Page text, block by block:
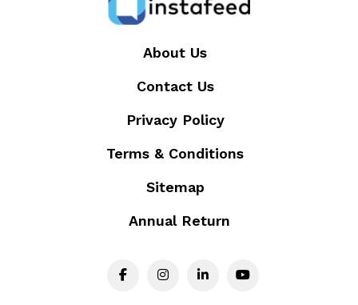
About Us
Contact Us
Privacy Policy
Terms & Conditions
Sitemap
Annual Return